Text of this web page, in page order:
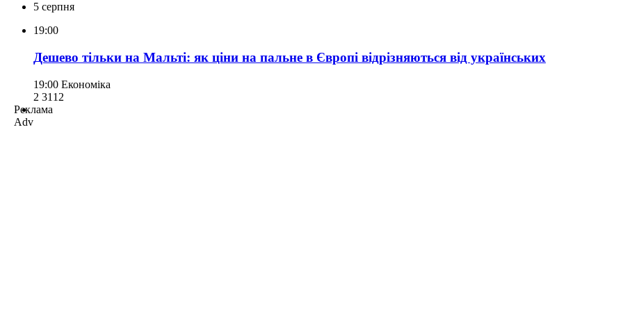
5 серпня
19:00
Дешево тільки на Мальті: як ціни на пальне в Європі відрізняються від українських
19:00 Економіка
2 311 2
Реклама
Adv